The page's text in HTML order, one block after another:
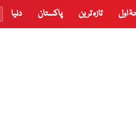
اول تازہ ترین پاکستان دنیا